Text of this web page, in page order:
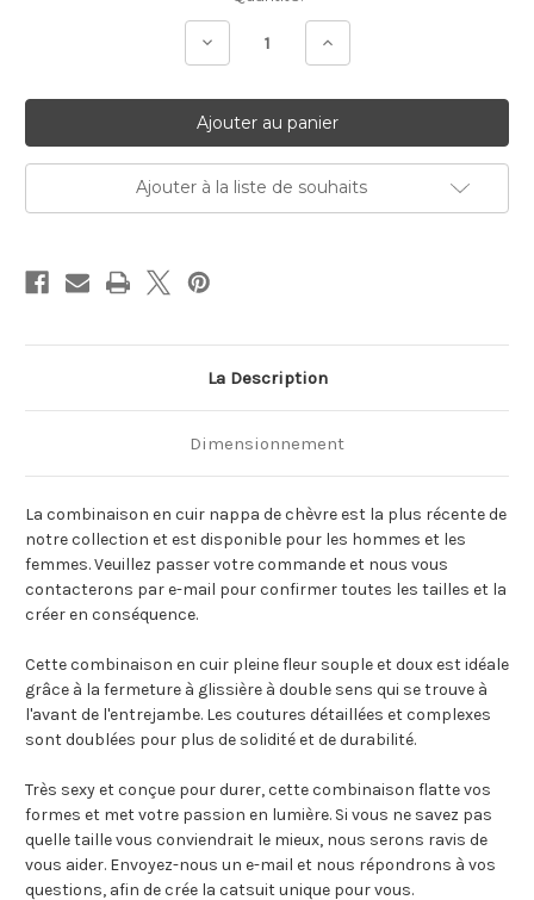
Diminuer Augmenter
Ajouter à la liste de souhaits
La Description
Dimensionnement
La combinaison en cuir nappa de chèvre est la plus récente de
notre collection et est disponible pour les hommes et les
femmes. Veuillez passer votre commande et nous vous
contacterons par e-mail pour confirmer toutes les tailles et la
créer en conséquence.
Cette combinaison en cuir pleine fleur souple et doux est idéale
grâce à la fermeture à glissière à double sens qui se trouve à
l'avant de l'entrejambe. Les coutures détaillées et complexes
sont doublées pour plus de solidité et de durabilité.
Très sexy et conçue pour durer, cette combinaison flatte vos
formes et met votre passion en lumière. Si vous ne savez pas
quelle taille vous conviendrait le mieux, nous serons ravis de
vous aider. Envoyez-nous un e-mail et nous répondrons à vos
questions, afin de crée la catsuit unique pour vous.